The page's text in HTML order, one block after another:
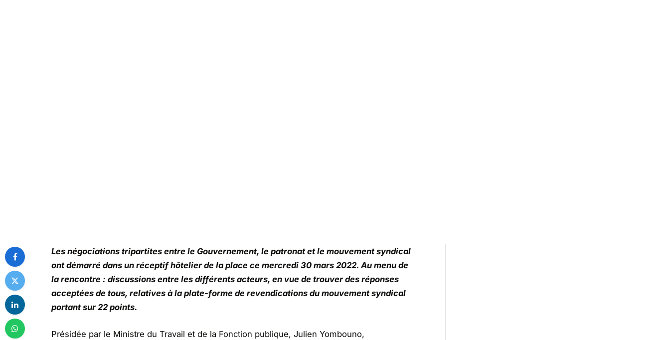
Les négociations tripartites entre le Gouvernement, le patronat et le mouvement syndical
ont démarré dans un réceptif hôtelier de la place ce mercredi 30 mars 2022. Au menu de
la rencontre : discussions entre les différents acteurs, en vue de trouver des réponses
acceptées de tous, relatives à la plate-forme de revendications du mouvement syndical
portant sur 22 points.
Présidée par le Ministre du Travail et de la Fonction publique, Julien Yombouno,